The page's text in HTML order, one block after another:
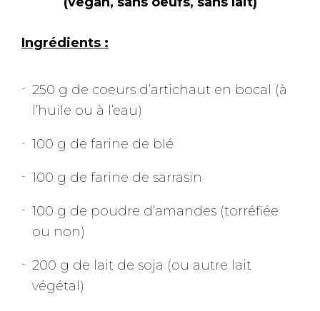
Ingrédients :
250 g de coeurs d’artichaut en bocal (à
l’huile ou à l’eau)
100 g de farine de blé
100 g de farine de sarrasin
100 g de poudre d’amandes (torréfiée
ou non)
200 g de lait de soja (ou autre lait
végétal)